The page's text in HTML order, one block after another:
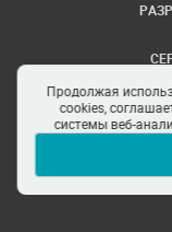
Продолжая
cookies,
системы веб-